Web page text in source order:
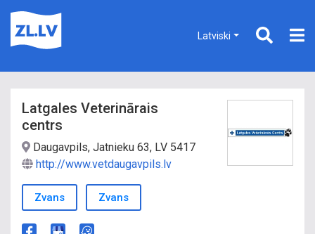
Latviski
Latgales Veterinārais
centrs
Daugavpils, Jatnieku 63, LV 5417
http://www.vetdaugavpils.lv
Zvans Zvans